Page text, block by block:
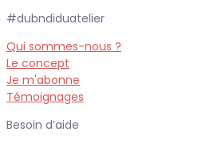
#dubndiduatelier
Qui sommes-nous ?
Le concept
Je m'abonne
Témoignages
Besoin d’aide